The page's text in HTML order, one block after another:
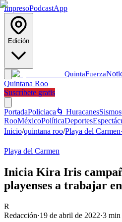
ImpresoPodcastApp
Edición
QuintaFuerza
Quintana Roo
Suscríbete gratis
PortadaPoliciaca 🌀 HuracanesSismos
RooMéxicoPolíticaDeportes
Inicio/quintana roo/Playa del Carmen
Playa del Carmen
Inicia Kira Iris
playenses a trabajar
R
Redacción·19 de abril de 2022·3 min